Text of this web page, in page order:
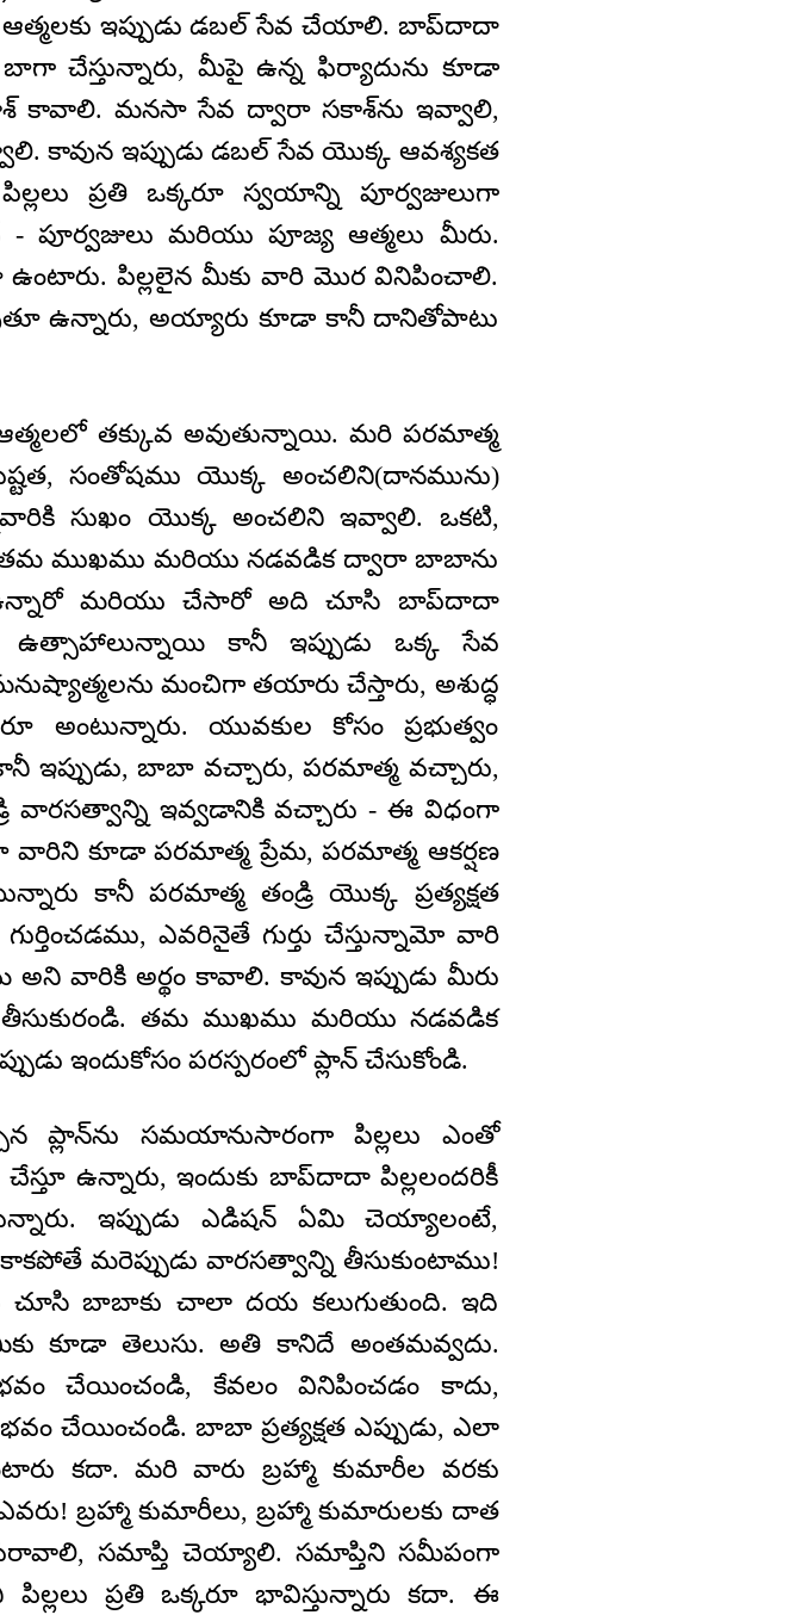
ఆత్మలకు ఇప్పుడు డబల్ సేవ చేయాలి. బాప్‌దాదా
చేస్తున్నారు, మీపై ఉన్న ఫిర్యాదును కూడా
సకాశ్‌ కావాలి. మనసా సేవ ద్వారా సకాశ్‌ను ఇవ్వాలి,
కావున ఇప్పుడు డబల్ సేవ యొక్క ఆవశ్యకత
ప్రతి ఒక్కరూ స్వయాన్ని పూర్వజులుగా
మరియు పూజ్య ఆత్మలు మీరు.
పిల్లలైన మీకు వారి మొర వినిపించాలి.
ఉన్నారు, అయ్యారు కూడా కానీ దానితోపాటు
తక్కువ అవుతున్నాయి. మరి పరమాత్మ
సంతోషము యొక్క అంచలిని(దానమును)
సుఖం యొక్క అంచలిని ఇవ్వాలి. ఒకటి,
ముఖము మరియు నడవడిక ద్వారా బాబాను
ఉన్నారో మరియు చేసారో అది చూసి బాప్‌దాదా
ఉత్సాహాలున్నాయి కానీ ఇప్పుడు ఒక్క సేవ
మంచిగా తయారు చేస్తారు, అశుద్ధ
అంటున్నారు. యువకుల కోసం ప్రభుత్వం
ఇప్పుడు, బాబా వచ్చారు, పరమాత్మ వచ్చారు,
వారసత్వాన్ని ఇవ్వడానికి వచ్చారు - ఈ విధంగా
వారిని కూడా పరమాత్మ ప్రేమ, పరమాత్మ ఆకర్షణ
కానీ పరమాత్మ తండ్రి యొక్క ప్రత్యక్షత
ఎవరినైతే గుర్తు చేస్తున్నామో వారి
వారికి అర్థం కావాలి. కావున ఇప్పుడు మీరు
తమ ముఖము మరియు నడవడిక
ఇందుకోసం పరస్పరంలో ప్లాన్‌ చేసుకోండి.
సమయానుసారంగా పిల్లలు ఎంతో
ఉన్నారు, ఇందుకు బాప్‌దాదా పిల్లలందరికీ
ఇప్పుడు ఎడిషన్‌ ఏమి చెయ్యాలంటే,
కాకపోతే మరెప్పుడు వారసత్వాన్ని తీసుకుంటాము!
బాబాకు చాలా దయ కలుగుతుంది. ఇది
కూడా తెలుసు. అతి కానిదే అంతమవ్వదు.
చేయించండి, కేవలం వినిపించడం కాదు,
చేయించండి. బాబా ప్రత్యక్షత ఎప్పుడు, ఎలా
కదా. మరి వారు బ్రహ్మా కుమారీల వరకు
బ్రహ్మా కుమారీలు, బ్రహ్మా కుమారులకు దాత
సమాప్తి చెయ్యాలి. సమాప్తిని సమీపంగా
పిల్లలు ప్రతి ఒక్కరూ భావిస్తున్నారు కదా. ఈ